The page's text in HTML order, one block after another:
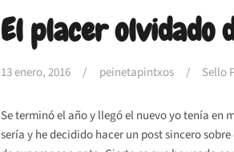
El placer olvidado
13 enero, 2016 peinetapintxos Sello
Se terminó el año y llegó el nuevo yo tenía en
sería y he decidido hacer un post sincero